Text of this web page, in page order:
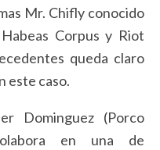
Mr. Chifly conocido
Corpus y Riot
queda claro
este caso.
Dominguez (Porco
en una de